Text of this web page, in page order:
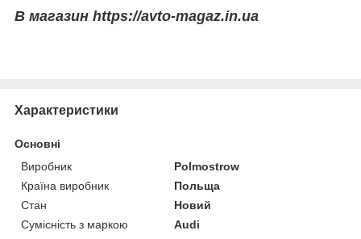
В магазин https://avto-magaz.in.ua
Характеристики
Основні
Виробник
Polmostrow
Країна виробник
Польща
Стан
Новий
Сумісність з маркою
Audi